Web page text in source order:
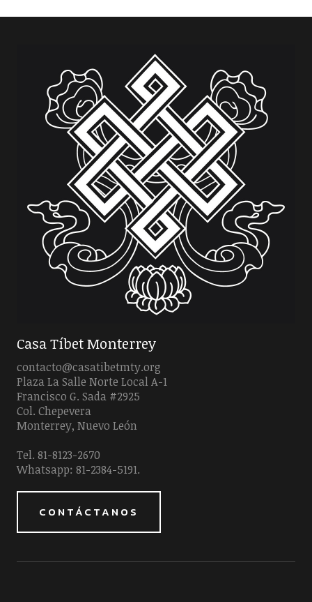
Casa Tíbet Monterrey
contacto@casatibetmty.org
Plaza La Salle Norte Local A-1
Francisco G. Sada #2925
Col. Chepevera
Monterrey, Nuevo León
Tel. 81-8123-2670
Whatsapp: 81-2384-5191.
CONTÁCTANOS